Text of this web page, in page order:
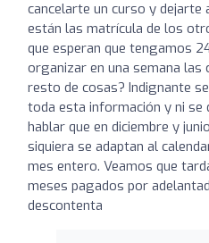
cancelarte un curso y dejarte
están las matrícula de los
que esperan que tengamos
organizar en una semana las
resto de cosas? Indignante
toda esta información y ni se
hablar que en diciembre y
siquiera se adaptan al
mes entero. Veamos que
meses pagados por
descontenta